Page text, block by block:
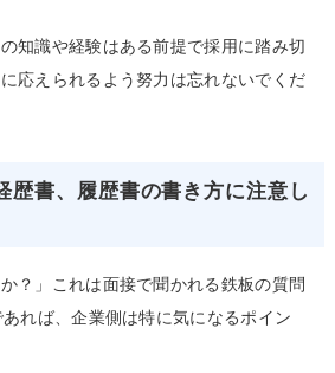
知識や経験はある前提で採用に踏み切
応えられるよう努力は忘れないでくだ
歴書、履歴書の書き方に注意し
？」これは面接で聞かれる鉄板の質問
れば、企業側は特に気になるポイン